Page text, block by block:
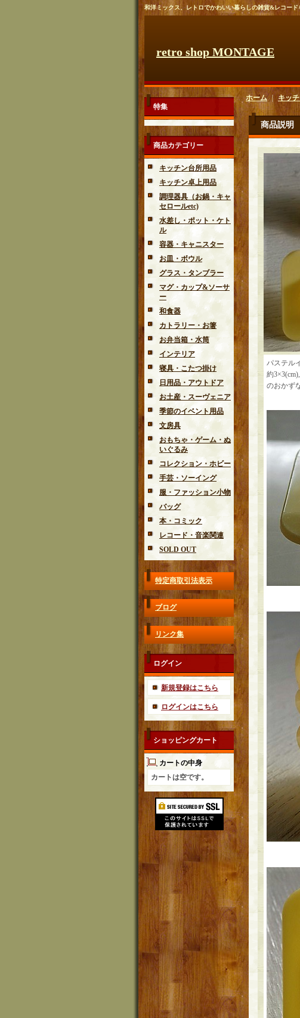
和洋ミックス、レトロでかわいい暮らしの雑貨&レコード
retro shop MONTAGE
特集
商品カテゴリー
キッチン台所用品
キッチン卓上用品
調理器具（お鍋・キャ
セロールetc)
水差し・ポット・ケト
ル
容器・キャニスター
お皿・ボウル
グラス・タンブラー
マグ・カップ&ソーサ
ー
和食器
カトラリー・お箸
お弁当箱・水筒
インテリア
寝具・こたつ掛け
日用品・アウトドア
お土産・スーヴェニア
季節のイベント用品
文房具
おもちゃ・ゲーム・ぬ
いぐるみ
コレクション・ホビー
手芸・ソーイング
服・ファッション小物
バッグ
本・コミック
レコード・音楽関連
SOLD OUT
特定商取引法表示
ブログ
リンク集
ログイン
新規登録はこちら
ログインはこちら
ショッピングカート
カートの中身
カートは空です。
ホーム｜ キッ
商品説明
パステル
約
のおかず